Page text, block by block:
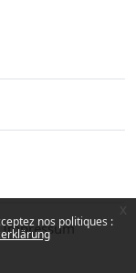
nos politiques :
Impressum